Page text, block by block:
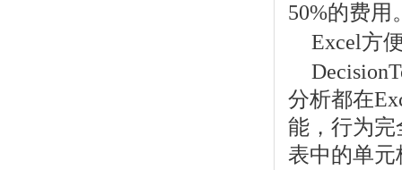
50%的费用
Excel方
分析都在
能，行为完
表中的单